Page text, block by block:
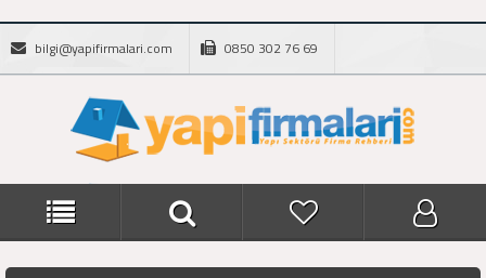
bilgi@yapifirmalari.com 0850 302 76 69